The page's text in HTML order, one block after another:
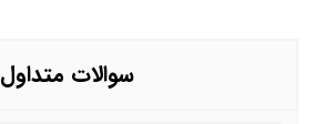
سوالات متداول